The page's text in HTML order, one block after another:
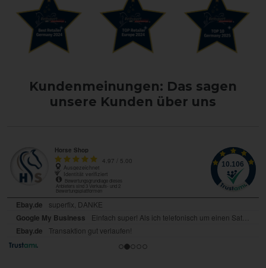
Kundenmeinungen: Das sagen
unsere Kunden über uns